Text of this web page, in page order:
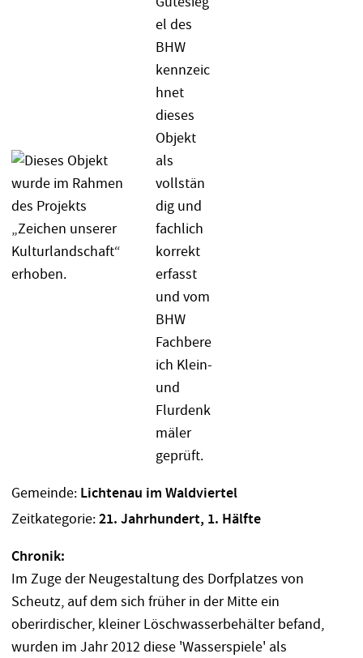
Gemeinde: Lichtenau im Waldviertel
Zeitkategorie:21. Jahrhundert, 1. Hälfte
Chronik:
Im Zuge der Neugestaltung des Dorfplatzes von
Scheutz, auf dem sich früher in der Mitte ein
oberirdischer, kleiner Löschwasserbehälter befand,
wurden im Jahr 2012 diese 'Wasserspiele' als